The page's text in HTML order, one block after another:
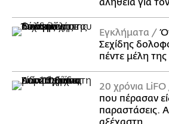
αλήθεια για
Εγκλήματα
Σεχίδης
πέντε μέλη της
20 χρόνια LiFO
που πέρασαν
παραστάσεις.